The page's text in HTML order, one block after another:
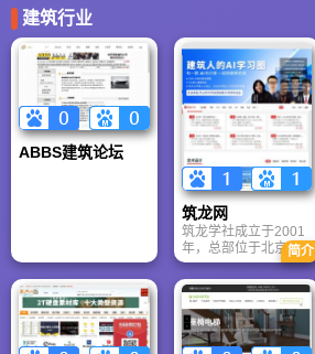
经多年的发展，和家
网是中国较早专注于
家居、建材、家装、
整装、定制、智能家
居等领域的B2B+B2C
综合服务平台，家博
会通常联合本地装修
公司、瓷砖、卫浴、
地板、门窗、全屋定
运搬家公司的搬家搬
厂品牌服务形象。 广
州帮德运搬家公司的
员工可以熟练的对工
位、隔断、班台、会
议桌以及各种家具进
行拆卸安装，对各种
零散物品进行分类整
理打包。
建筑行业
ABBS建筑论坛
筑龙网
筑龙学社成立于2001
年，总部位于北京，
深耕建筑行业教育二
十余年，致力于为建
筑从业者、工程师、
设计师、在校学生及
考证人群提供系统
化、实战化的学习资
简介